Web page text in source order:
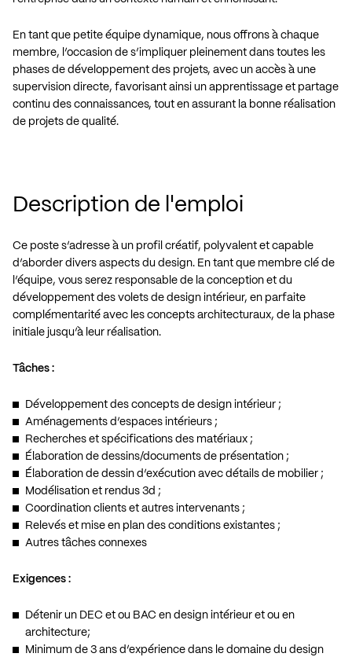
En tant que petite équipe dynamique, nous offrons à chaque
membre, l’occasion de s’impliquer pleinement dans toutes les
phases de développement des projets, avec un accès à une
supervision directe, favorisant ainsi un apprentissage et partage
continu des connaissances, tout en assurant la bonne réalisation
de projets de qualité.
Description de l'emploi
Ce poste s’adresse à un profil créatif, polyvalent et capable
d’aborder divers aspects du design. En tant que membre clé de
l’équipe, vous serez responsable de la conception et du
développement des volets de design intérieur, en parfaite
complémentarité avec les concepts architecturaux, de la phase
initiale jusqu’à leur réalisation.
Tâches :
Développement des concepts de design intérieur ;
Aménagements d’espaces intérieurs ;
Recherches et spécifications des matériaux ;
Élaboration de dessins/documents de présentation ;
Élaboration de dessin d’exécution avec détails de mobilier ;
Modélisation et rendus 3d ;
Coordination clients et autres intervenants ;
Relevés et mise en plan des conditions existantes ;
Autres tâches connexes
Exigences :
Détenir un DEC et ou BAC en design intérieur et ou en
architecture;
Minimum de 3 ans d’expérience dans le domaine du design